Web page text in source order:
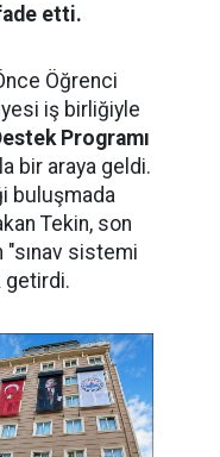
etti.
Öğrenci
iş birliğiyle
Programı
bir araya geldi.
buluşmada
Tekin, son
sistemi
getirdi.